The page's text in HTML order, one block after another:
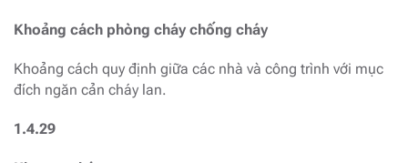
Khoảng cách phòng cháy chống cháy
Khoảng cách quy định giữa các nhà và công trình với mục
đích ngăn cản cháy lan.
1.4.29